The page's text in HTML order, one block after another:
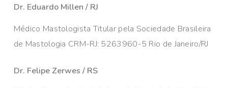
Dr. Eduardo Millen / RJ
Médico Mastologista Titular pela Sociedade Brasileira
de Mastologia CRM-RJ: 5263960-5 Rio de Janeiro/RJ
Dr. Felipe Zerwes / RS